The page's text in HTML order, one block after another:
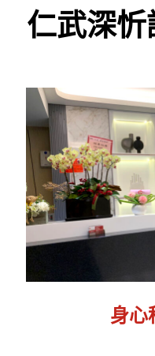
仁武深
身心